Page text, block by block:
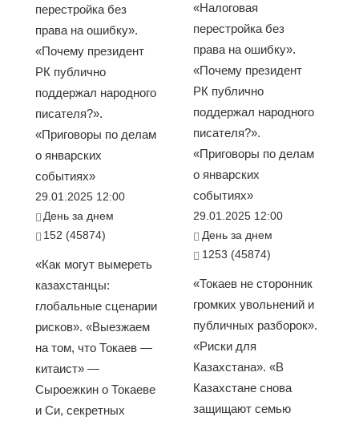
перестройка без
права на ошибку».
«Почему президент
РК публично
поддержал народного
писателя?».
«Приговоры по делам
о январских
событиях»
29.01.2025 12:00
День за днем
152 (45874)
«Как могут вымереть
казахстанцы:
глобальные сценарии
рисков». «Выезжаем
на том, что Токаев —
китаист» —
Сыроежкин о Токаеве
и Си, секретных
«Налоговая
перестройка без
права на ошибку».
«Почему президент
РК публично
поддержал народного
писателя?».
«Приговоры по делам
о январских
событиях»
29.01.2025 12:00
День за днем
1253 (45874)
«Токаев не сторонник
громких увольнений и
публичных разборок».
«Риски для
Казахстана». «В
Казахстане снова
защищают семью